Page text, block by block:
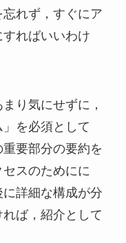
れず，すぐにア
ればいいわけ
り気にせずに，
」を必須として
重要部分の要約を
スのためにに
に詳細な構成が分
ば，紹介として